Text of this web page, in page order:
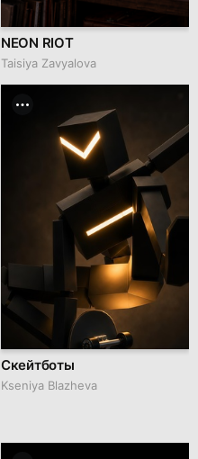
NEON RIOT
Taisiya Zavyalova
Скейтботы
Kseniya Blazheva